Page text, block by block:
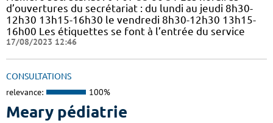
d’ouvertures du secrétariat : du lundi au jeudi 8h30-
12h30 13h15-16h30 le vendredi 8h30-12h30 13h15-
16h00 Les étiquettes se font à l’entrée du service
17/08/2023 12:46
CONSULTATIONS
relevance: 100%
Meary pédiatrie